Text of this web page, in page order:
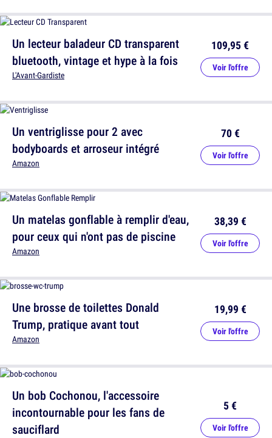
Un lecteur baladeur CD transparent
bluetooth, vintage et hype à la fois
L'Avant-Gardiste
109,95 €
Voir l'offre
Un matelas gonflable à remplir d'eau,
pour ceux qui n'ont pas de piscine
Amazon
38,39 €
Voir l'offre
Un bob Cochonou, l'accessoire
incontournable pour les fans de
sauciflard
5 €
Voir l'offre
Un ventriglisse pour 2 avec
bodyboards et arroseur intégré
Amazon
70 €
Voir l'offre
Une brosse de toilettes Donald
Trump, pratique avant tout
Amazon
19,99 €
Voir l'offre